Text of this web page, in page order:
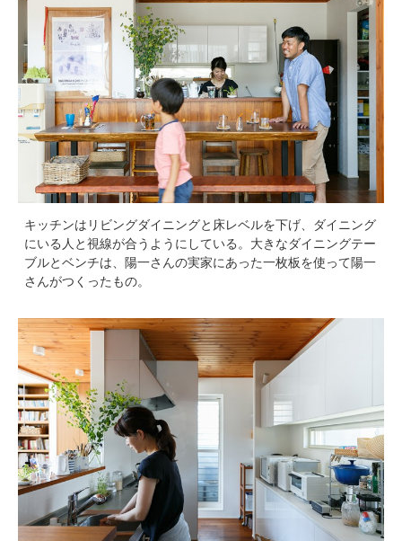
キッチンはリビングダイニングと床レベルを下げ、ダイニング
にいる人と視線が合うようにしている。大きなダイニングテー
ブルとベンチは、陽一さんの実家にあった一枚板を使って陽一
さんがつくったもの。